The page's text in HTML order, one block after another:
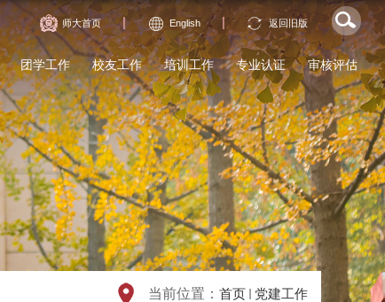
师大首页 | English | 返回旧版
团学工作 校友工作 培训工作 专业认证 审核评估
当前位置： 首页 党建工作